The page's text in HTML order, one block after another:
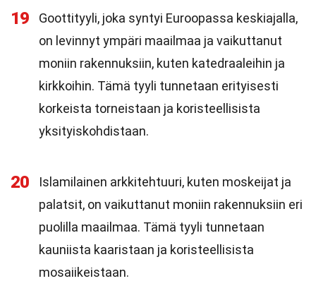
19
Goottityyli, joka syntyi Euroopassa keskiajalla,
on levinnyt ympäri maailmaa ja vaikuttanut
moniin rakennuksiin, kuten katedraaleihin ja
kirkkoihin. Tämä tyyli tunnetaan erityisesti
korkeista torneistaan ja koristeellisista
yksityiskohdistaan.
20
Islamilainen arkkitehtuuri, kuten moskeijat ja
palatsit, on vaikuttanut moniin rakennuksiin eri
puolilla maailmaa. Tämä tyyli tunnetaan
kauniista kaaristaan ja koristeellisista
mosaiikeistaan.